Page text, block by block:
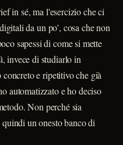
in sé, ma l'esercizio che ci
da un po', cosa che non
sapessi di come si mette
invece di studiarlo in
e ripetitivo che già
automatizzato e ho deciso
Non perché sia
un onesto banco di